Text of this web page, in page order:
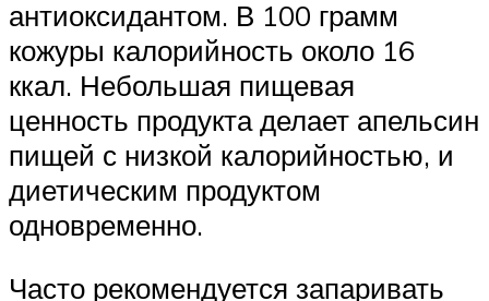
антиоксидантом. В 100 грамм
кожуры калорийность около 16
ккал. Небольшая пищевая
ценность продукта делает апельсин
пищей с низкой калорийностью, и
диетическим продуктом
одновременно.
Часто рекомендуется запаривать